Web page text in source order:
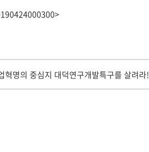
혁명의 중심지 대덕연구개발특구를 살려라!